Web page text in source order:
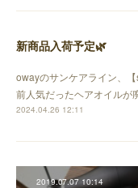
新商品入荷予定🌿
owayのサンケアライン、
前人気だったヘアオイル
2024.04.26 12:11
2019.07.07 10:14